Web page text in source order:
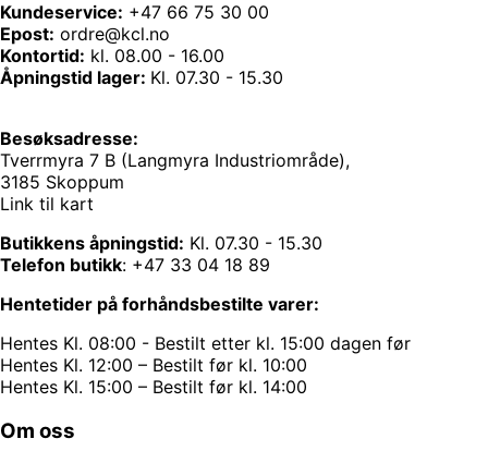
Kundeservice: +47 66 75 30 00
Epost: ordre@kcl.no
Kontortid: kl. 08.00 - 16.00
Åpningstid lager: Kl. 07.30 - 15.30
Besøksadresse:
Tverrmyra 7 B (Langmyra Industriområde),
3185 Skoppum
Link til kart
Butikkens åpningstid: Kl. 07.30 - 15.30
Telefon butikk: +47 33 04 18 89
Hentetider på forhåndsbestilte varer:
Hentes Kl. 08:00 - Bestilt etter kl. 15:00 dagen før
Hentes Kl. 12:00 – Bestilt før kl. 10:00
Hentes Kl. 15:00 – Bestilt før kl. 14:00
Om oss